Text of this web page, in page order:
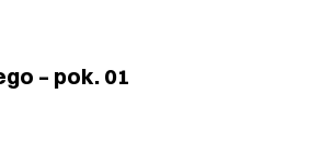
– pok. 01